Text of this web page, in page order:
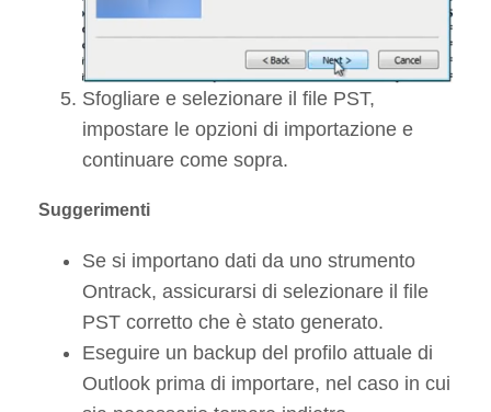
Sfogliare e selezionare il file PST,
impostare le opzioni di importazione e
continuare come sopra.
Suggerimenti
Se si importano dati da uno strumento
Ontrack, assicurarsi di selezionare il file
PST corretto che è stato generato.
Eseguire un backup del profilo attuale di
Outlook prima di importare, nel caso in cui